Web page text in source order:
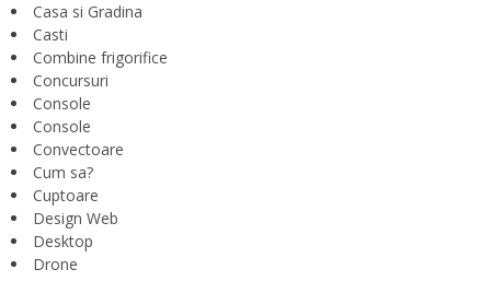
Casa si Gradina
Casti
Combine frigorifice
Concursuri
Console
Console
Convectoare
Cum sa?
Cuptoare
Design Web
Desktop
Drone